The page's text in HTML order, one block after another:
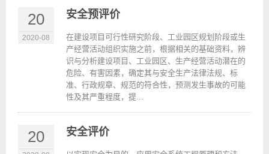
20
2020-08
安全预评价
在建设项目可行性研究阶段、工业园区规划阶段或生
产经营活动组织实施之前，根据相关的基础资料，辨
识与分析建设项目、工业园区、生产经营活动潜在的
危险、有害因素，确定其与安全生产法律法规、标
准、行政规章、规范的符合性，预测发生事故的可能
性及其严重程度，提...
20 安全评价